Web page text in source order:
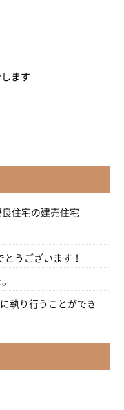
ます
住宅の建売住宅
うございます！
執り行うことができ